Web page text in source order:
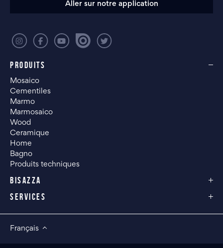
PRODUITS
Mosaico
Cementiles
Marmo
Marmosaico
Wood
Ceramique
Home
Bagno
Produits techniques
BISAZZA
SERVICES
Aller sur notre application
Français